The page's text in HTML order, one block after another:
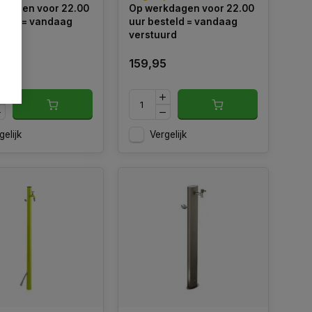
voor
montage.
voor 22.00
= vandaag
slanghanger. Verkrijgbaar in
diverse kleuren.
Op werkdagen voor 22.00
uur besteld = vandaag
verstuurd
159,95
Vergelijk